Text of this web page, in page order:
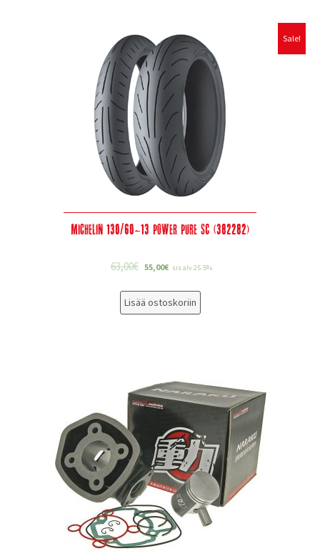
Sale!
Michelin 130/60-13 Power Pure SC (382282)
63,00€ 55,00€ sis alv 25.5%
Lisää ostoskoriin